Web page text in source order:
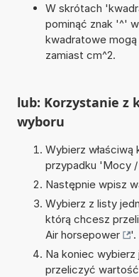
W skrótach
pominąć znak '^'
kwadratowe
zamiast cm^2.
lub: Korzystanie z
wyboru
Wybierz
przypadku 'Mocy /
Następnie wpisz
Wybierz z listy
którą chcesz
Air horsepower
'.
Na koniec
przeliczyć